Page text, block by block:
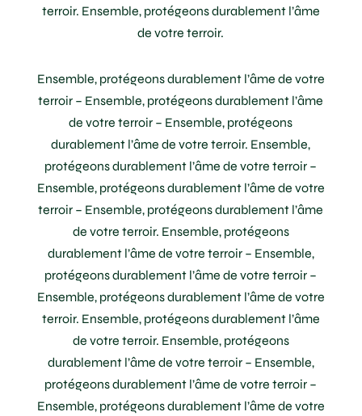
terroir. Ensemble, protégeons durablement l’âme
de votre terroir.
Ensemble, protégeons durablement l’âme de votre
terroir – Ensemble, protégeons durablement l’âme
de votre terroir – Ensemble, protégeons
durablement l’âme de votre terroir. Ensemble,
protégeons durablement l’âme de votre terroir –
Ensemble, protégeons durablement l’âme de votre
terroir – Ensemble, protégeons durablement l’âme
de votre terroir. Ensemble, protégeons
durablement l’âme de votre terroir – Ensemble,
protégeons durablement l’âme de votre terroir –
Ensemble, protégeons durablement l’âme de votre
terroir. Ensemble, protégeons durablement l’âme
de votre terroir. Ensemble, protégeons
durablement l’âme de votre terroir – Ensemble,
protégeons durablement l’âme de votre terroir –
Ensemble, protégeons durablement l’âme de votre